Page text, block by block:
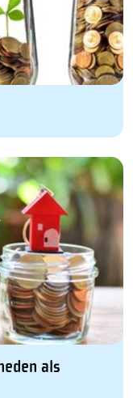
als